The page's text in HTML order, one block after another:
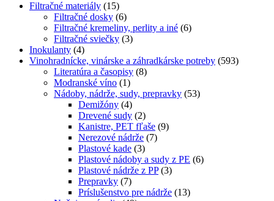
Filtračné materiály (15)
Filtračné dosky (6)
Filtračné kremeliny, perlity a iné (6)
Filtračné sviečky (3)
Inokulanty (4)
Vinohradnícke, vinárske a záhradkárske potreby (593)
Literatúra a časopisy (8)
Modranské víno (1)
Nádoby, nádrže, sudy, prepravky (53)
Demižóny (4)
Drevené sudy (2)
Kanistre, PET fľaše (9)
Nerezové nádrže (7)
Plastové kade (3)
Plastové nádoby a sudy z PE (6)
Plastové nádrže z PP (3)
Prepravky (7)
Príslušenstvo pre nádrže (13)